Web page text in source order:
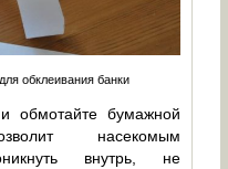
обклеивания банки
обмотайте бумажной
насекомым
внутрь, не